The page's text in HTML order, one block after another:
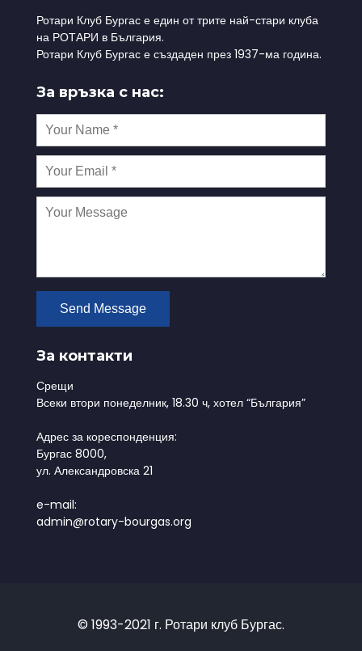
Ротари Клуб Бургас е един от трите най-стари клуба
на РОТАРИ в България.
Ротари Клуб Бургас е създаден през 1937-ма година.
За връзка с нас:
За контакти
Срещи
Всеки втори понеделник, 18.30 ч, хотел “България”
Адрес за кореспонденция:
Бургас 8000,
ул. Александровска 21
e-mail:
admin@rotary-bourgas.org
© 1993-2021 г. Ротари клуб Бургас.